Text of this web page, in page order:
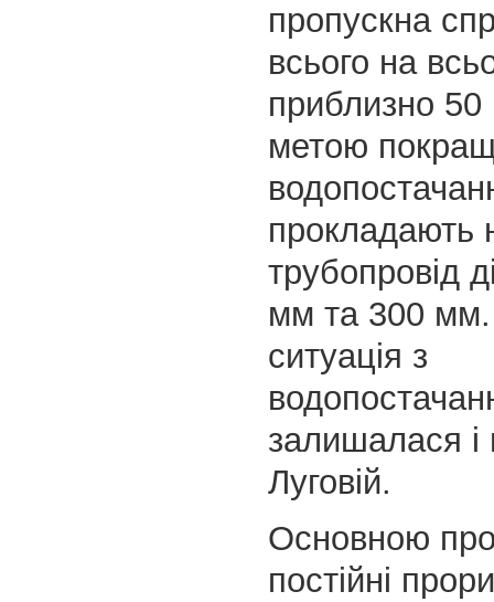
пропускна
всього на
приблизно
метою
прокладають
трубопровід
мм та 300
ситуація з
залишалася і
Луговій.
Основною
постійні